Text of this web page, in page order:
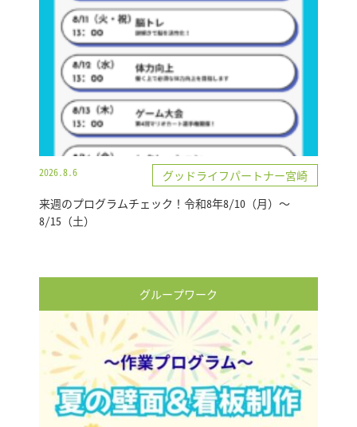
2026.8.6
グッドライフパートナー宮崎
来週のプログラムチェック！令和8年8/10（月）～
8/15（土）
グループワーク